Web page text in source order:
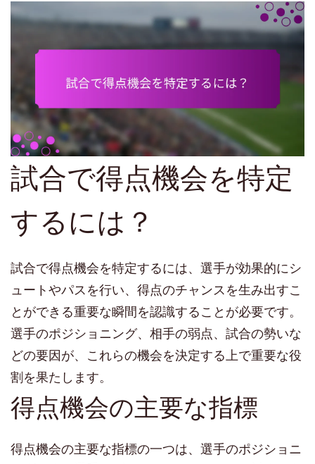
試合で得点機会を特定
するには？
試合で得点機会を特定するには、選手が効果的にシ
ュートやパスを行い、得点のチャンスを生み出すこ
とができる重要な瞬間を認識することが必要です。
選手のポジショニング、相手の弱点、試合の勢いな
どの要因が、これらの機会を決定する上で重要な役
割を果たします。
得点機会の主要な指標
得点機会の主要な指標の一つは、選手のポジショニ